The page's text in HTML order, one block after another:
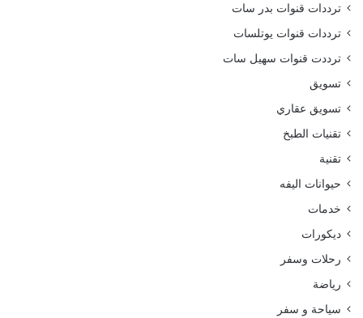
ترددات قنوات بدر سات
ترددات قنوات يوتلسات
ترددت قنوات سهيل سات
تسويق
تسويق عقاري
تقنيات الطبخ
تقنية
حيوانات اليفه
خدمات
ديكورات
رحلات وسفر
رياضة
سياحة و سفر